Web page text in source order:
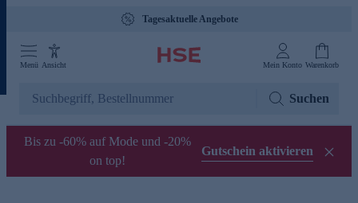
Tagesaktuelle Angebote
Menü Ansicht Mein Konto Warenkorb
Suchen
Bis zu -60% auf Mode und -20%
on top!
Gutschein aktivieren